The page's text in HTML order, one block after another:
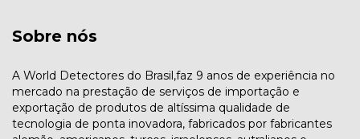
Sobre nós
A World Detectores do Brasil,faz 9 anos de experiência no
mercado na prestação de serviços de importação e
exportação de produtos de altíssima qualidade de
tecnologia de ponta inovadora, fabricados por fabricantes